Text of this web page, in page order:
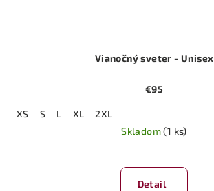
Vianočný sveter - Unisex
€95
XS S L XL
2XL
Skladom(1 ks)
Detail